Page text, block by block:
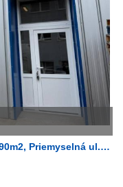
TIMA Real* na prenájom hala/sklad 190m2, Priemyselná ul. Trnava